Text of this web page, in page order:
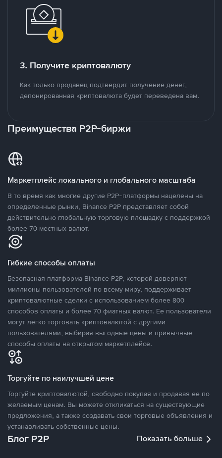
3. Получите криптовалюту
Как только продавец подтвердит получение денег,
депонированная криптовалюта будет переведена вам.
Преимущества P2P-биржи
Маркетплейс локального и глобального масштаба
В то время как многие другие P2P-платформы нацелены на
определенные рынки, Binance P2P представляет собой
действительно глобальную торговую площадку с поддержкой
более 70 местных валют.
Гибкие способы оплаты
Безопасная платформа Binance P2P, которой доверяют
миллионы пользователей по всему миру, поддерживает
криптовалютные сделки с использованием более 800
способов оплаты и более 70 фиатных валют. Ее пользователи
могут легко торговать криптовалютой с другими
пользователями, выбирая выгодные цены и привычные
способы оплаты на открытом маркетплейсе.
Торгуйте по наилучшей цене
Торгуйте криптовалютой, свободно покупая и продавая ее по
желаемым ценам. Вы можете откликаться на существующие
предложения, а также создавать свои торговые объявления и
устанавливать собственные цены.
Блог P2P Показать больше